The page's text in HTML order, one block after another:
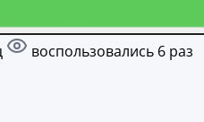
воспользовались 6 раз